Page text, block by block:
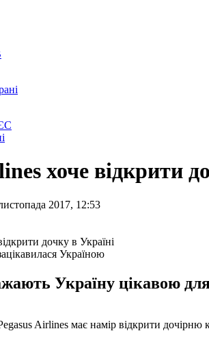
хоче відкрити
2017, 12:53
Україною
Україну цікавою для
Airlines має намір відкрити